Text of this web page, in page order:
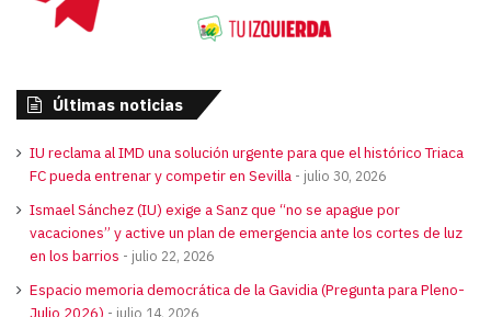
Últimas noticias
IU reclama al IMD una solución urgente para que el histórico Triaca
FC pueda entrenar y competir en Sevilla
julio 30, 2026
Ismael Sánchez (IU) exige a Sanz que “no se apague por
vacaciones” y active un plan de emergencia ante los cortes de luz
en los barrios
julio 22, 2026
Espacio memoria democrática de la Gavidia (Pregunta para Pleno-
Julio 2026)
julio 14, 2026